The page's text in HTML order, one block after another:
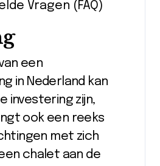
Vragen (FAQ)
een
in Nederland kan
investering zijn,
ook een reeks
met zich
chalet aan de